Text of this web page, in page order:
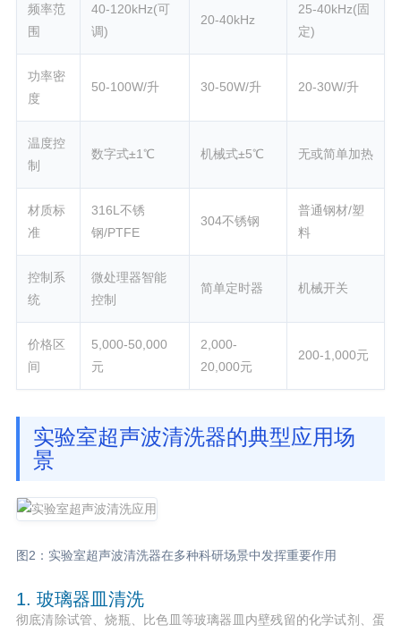
频率范
围
40-120kHz(可
调)
20-40kHz
25-40kHz(固
定)
功率密
度
50-100W/升 30-50W/升 20-30W/升
温度控
制
数字式±1℃ 机械式±5℃ 无或简单加热
材质标
准
316L不锈
钢/PTFE
304不锈钢
普通钢材/塑
料
控制系
统
微处理器智能
控制
简单定时器 机械开关
价格区
间
5,000-50,000
元
2,000-
20,000元
200-1,000元
实验室超声波清洗器的典型应用场
景
图2：实验室超声波清洗器在多种科研场景中发挥重要作用
1. 玻璃器皿清洗
彻底清除试管、烧瓶、比色皿等玻璃器皿内壁残留的化学试剂、蛋